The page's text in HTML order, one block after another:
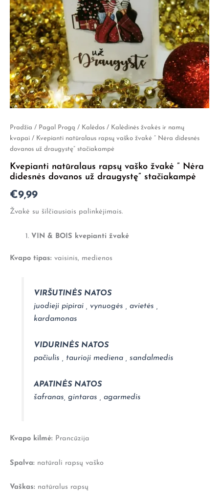
Pradžia / Pagal Progą / Kalėdos / Kalėdinės žvakės ir namų
kvapai / Kvepianti natūralaus rapsų vaško žvakė ” Nėra didesnės
dovanos už draugystę” stačiakampė
Kvepianti natūralaus rapsų vaško žvakė ” Nėra
didesnės dovanos už draugystę” stačiakampė
€9,99
Žvakė su šilčiausiais palinkėjimais.
VIN & BOIS kvepianti žvakė
Kvapo tipas: vaisinis, medienos
VIRŠUTINĖS NATOS
juodieji pipirai , vynuogės , avietės ,
kardamonas
VIDURINĖS NATOS
pačiulis , taurioji mediena , sandalmedis
APATINĖS NATOS
šafranas, gintaras , agarmedis
Kvapo kilmė: Prancūzija
Spalva: natūrali rapsų vaško
Vaškas: natūralus rapsų
produkto
kiekis:
Kvepianti
rapsų
vaško
"
Nėra
didesnės
stačiakampė